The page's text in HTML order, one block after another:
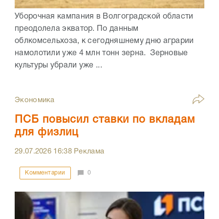
Уборочная кампания в Волгоградской области
преодолела экватор. По данным
облкомсельхоза, к сегодняшнему дню аграрии
намолотили уже 4 млн тонн зерна. Зерновые
культуры убрали уже ...
Экономика
ПСБ повысил ставки по вкладам
для физлиц
29.07.2026 16:38Реклама
Комментарии 0